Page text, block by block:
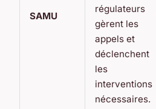
SAMU
régulateurs
gèrent les
appels et
déclenchent
les
interventions
nécessaires.